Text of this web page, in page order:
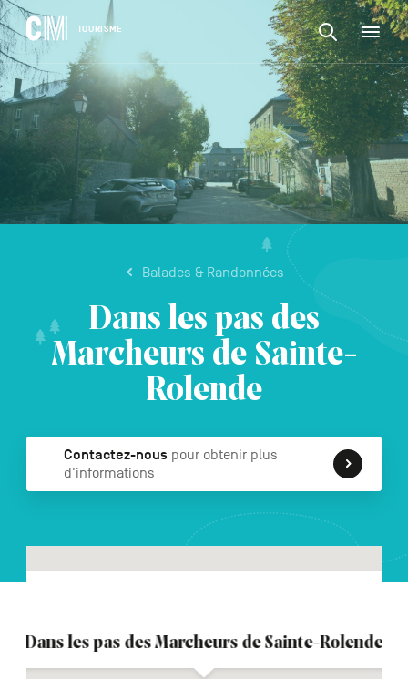
CM
Tourisme
TOURISME
Navigation
principale
Navigation
Rechercher
une
activité,
un
logement…
Rechercher
une
activité,
logement…
VALIDER
Balades & Randonnées
Dans les pas des
Marcheurs de Sainte-
Rolende
Contactez-nous pour obtenir plus
d'informations
Dans les pas des Marcheurs de Sainte-Rolende